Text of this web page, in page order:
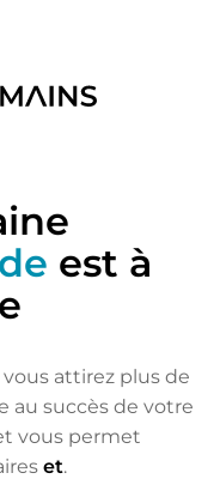
est à
attirez plus de
au succès de votre
vous permet
et.